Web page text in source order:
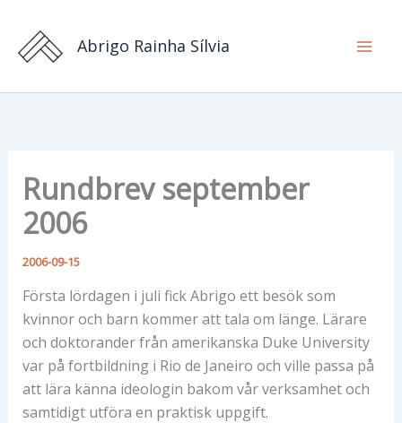
innehåll
Abrigo Rainha Sílvia
Rundbrev september
2006
2006-09-15
Första lördagen i juli fick Abrigo ett besök som
kvinnor och barn kommer att tala om länge. Lärare
och doktorander från amerikanska Duke University
var på fortbildning i Rio de Janeiro och ville passa på
att lära känna ideologin bakom vår verksamhet och
samtidigt utföra en praktisk uppgift.